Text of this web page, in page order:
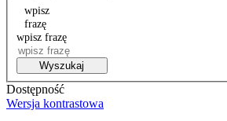
wpisz
frazę
wpisz frazę
Wyszukaj
Dostępność
Wersja kontrastowa